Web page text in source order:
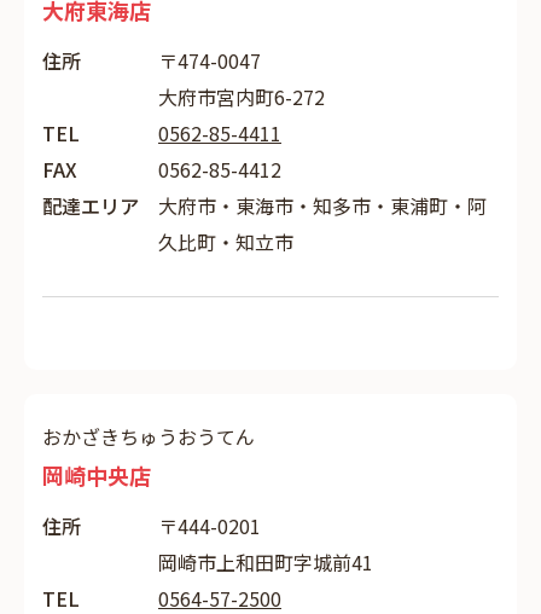
大府東海店
住所
〒474-0047
大府市宮内町6-272
TEL
0562-85-4411
FAX
0562-85-4412
配達エリア
大府市・東海市・知多市・東浦町・阿
久比町・知立市
おかざきちゅうおうてん
岡崎中央店
住所
〒444-0201
岡崎市上和田町字城前41
TEL
0564-57-2500